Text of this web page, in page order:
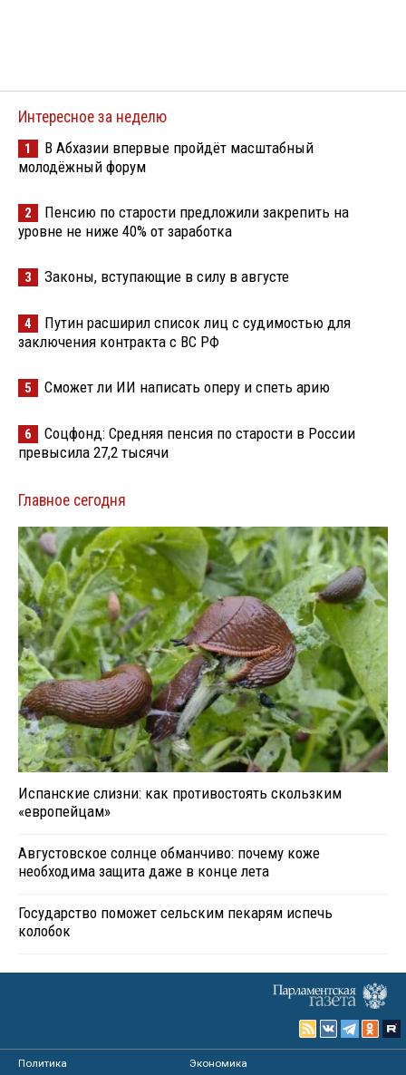
Интересное за неделю
1
В Абхазии впервые пройдёт масштабный
молодёжный форум
2
Пенсию по старости предложили закрепить на
уровне не ниже 40% от заработка
3 Законы, вступающие в силу в августе
4
Путин расширил список лиц с судимостью для
заключения контракта с ВС РФ
5 Сможет ли ИИ написать оперу и спеть арию
6
Соцфонд: Средняя пенсия по старости в России
превысила 27,2 тысячи
Главное сегодня
Испанские слизни: как противостоять скользким
«европейцам»
Августовское солнце обманчиво: почему коже
необходима защита даже в конце лета
Государство поможет сельским пекарям испечь
колобок
Политика
Экономика